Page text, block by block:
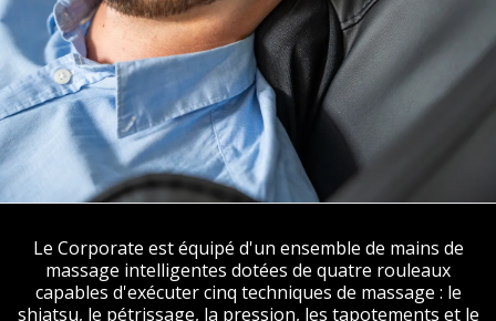
Le Corporate est équipé d'un ensemble de mains de
massage intelligentes dotées de quatre rouleaux
capables d'exécuter cinq techniques de massage : le
shiatsu, le pétrissage, la pression, les tapotements et le